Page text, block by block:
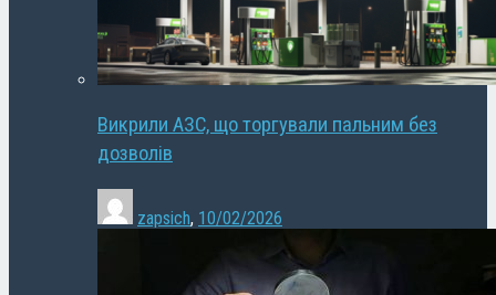
Викрили АЗС, що торгували пальним без
дозволів
zapsich, 10/02/2026